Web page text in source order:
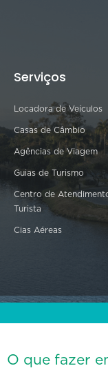
Serviços
Locadora de Veículos
Casas de Câmbio
Agências de Viagem
Guias de Turismo
Centro de
Turista
Cias Aéreas
O que fazer